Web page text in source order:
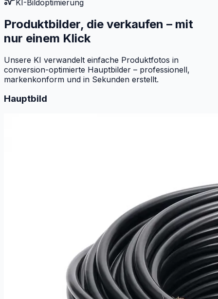
KI-Bildoptimierung
Produktbilder, die verkaufen – mit
nur einem Klick
Unsere KI verwandelt einfache Produktfotos in
conversion-optimierte Hauptbilder – professionell,
markenkonform und in Sekunden erstellt.
Hauptbild